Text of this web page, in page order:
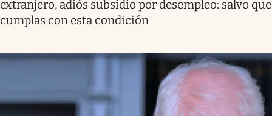
extranjero, adiós subsidio por desempleo: salvo que
cumplas con esta condición